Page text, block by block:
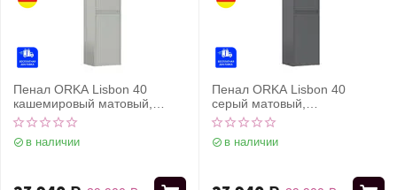
Пенал ORKA Lisbon 40
кашемировый матовый,
универсальный
в наличии
Пенал ORKA Lisbon 40
серый матовый,
универсальный
в наличии